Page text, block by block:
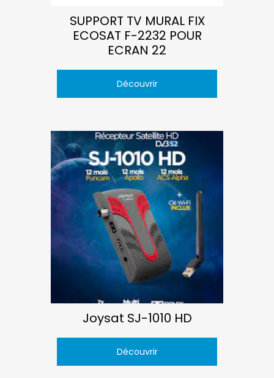
SUPPORT TV MURAL FIX
ECOSAT F-2232 POUR
ECRAN 22
Découvrir
Joysat SJ-1010 HD
Découvrir